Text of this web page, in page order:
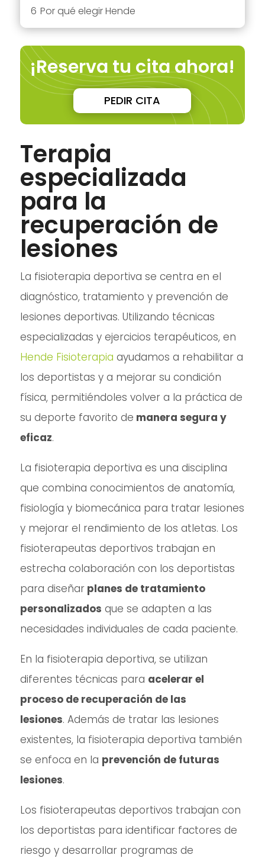
6 Por qué elegir Hende
¡Reserva tu cita ahora!
PEDIR CITA
Terapia
especializada
para la
recuperación de
lesiones
La fisioterapia deportiva se centra en el
diagnóstico, tratamiento y prevención de
lesiones deportivas. Utilizando técnicas
especializadas y ejercicios terapéuticos, en
Hende Fisioterapia ayudamos a rehabilitar a
los deportistas y a mejorar su condición
física, permitiéndoles volver a la práctica de
su deporte favorito de manera segura y
eficaz.
La fisioterapia deportiva es una disciplina
que combina conocimientos de anatomía,
fisiología y biomecánica para tratar lesiones
y mejorar el rendimiento de los atletas. Los
fisioterapeutas deportivos trabajan en
estrecha colaboración con los deportistas
para diseñarplanes de tratamiento
personalizados que se adapten a las
necesidades individuales de cada paciente.
En la fisioterapia deportiva, se utilizan
diferentes técnicas para acelerar el
proceso de recuperación de las
lesiones. Además de tratar las lesiones
existentes, la fisioterapia deportiva también
se enfoca en la prevención de futuras
lesiones.
Los fisioterapeutas deportivos trabajan con
los deportistas para identificar factores de
riesgo y desarrollar programas de